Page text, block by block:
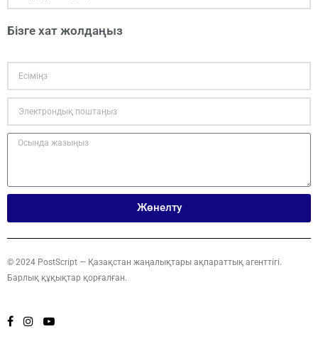
Бізге хат жолдаңыз
Жөнелту
© 2024 PostScript — Қазақстан жаңалықтары ақпараттық агенттігі.
Барлық құқықтар қорғалған.